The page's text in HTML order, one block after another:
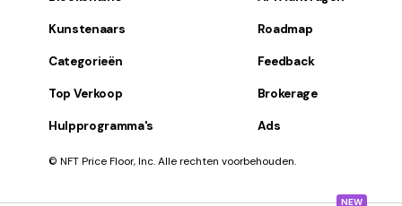
NEW
Kunstenaars
Categorieën
Top Verkoop
Hulpprogramma's
Roadmap
Feedback
Brokerage
Ads
© NFT Price Floor, Inc. Alle rechten voorbehouden.